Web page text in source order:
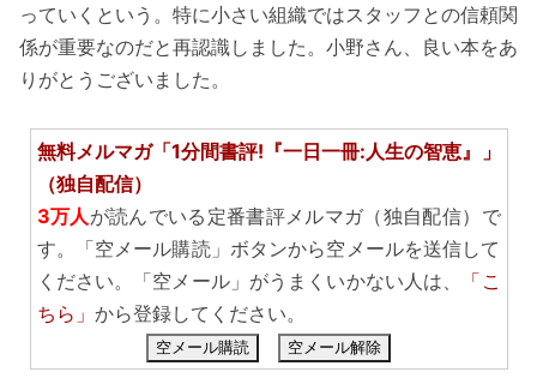
っていくという。特に小さい組織ではスタッフとの信頼関
係が重要なのだと再認識しました。小野さん、良い本をあ
りがとうございました。
無料メルマガ「1分間書評!『一日一冊:人生の智恵』」
（独自配信）
3万人 が読んでいる定番書評メルマガ（独自配信）で
す。「空メール購読」ボタンから空メールを送信して
ください。「空メール」がうまくいかない人は、
「こ
ちら」 から登録してください。
空メール購読 空メール解除